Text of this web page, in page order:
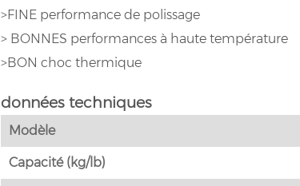
>FINE performance de polissage
> BONNES performances à haute température
>BON choc thermique
données techniques
Modèle
Capacité (kg/lb)